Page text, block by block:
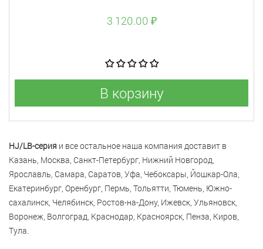
3 120.00 ₽
В корзину
HJ/LB-серия и все остальное наша компания доставит в
Казань, Москва, Санкт-Петербург, Нижний Новгород,
Ярославль, Самара, Саратов, Уфа, Чебоксары, Йошкар-Ола,
Екатеринбург, Оренбург, Пермь, Тольятти, Тюмень, Южно-
сахалинск, Челябинск, Ростов-на-Дону, Ижевск, Ульяновск,
Воронеж, Волгоград, Краснодар, Красноярск, Пенза, Киров,
Тула.